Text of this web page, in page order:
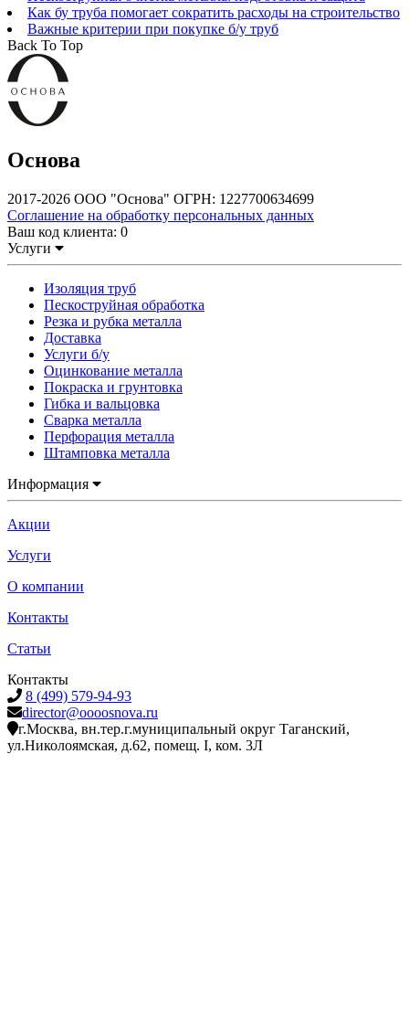
Как бу труба помогает сократить расходы на строительство
Важные критерии при покупке б/у труб
Back To Top
Основа
2017-2026 ООО "Основа" ОГРН: 1227700634699
Соглашение на обработку персональных данных
Ваш код клиента: 0
Услуги
Изоляция труб
Пескоструйная обработка
Резка и рубка металла
Доставка
Услуги б/у
Оцинкование металла
Покраска и грунтовка
Гибка и вальцовка
Сварка металла
Перфорация металла
Штамповка металла
Информация
Акции
Услуги
О компании
Контакты
Статьи
Контакты
8 (499) 579-94-93
director@oooosnova.ru
г.Москва, вн.тер.г.муниципальный округ Таганский,
ул.Николоямская, д.62, помещ. I, ком. 3Л